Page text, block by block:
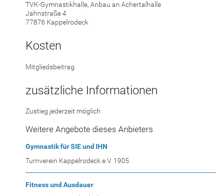
TVK-Gymnastikhalle, Anbau an Achertalhalle
Jahnstraße 4
77876 Kappelrodeck
Kosten
Mitgliedsbeitrag
zusätzliche Informationen
Zustieg jederzeit möglich
Weitere Angebote dieses Anbieters
Gymnastik für SIE und IHN
Turnverein Kappelrodeck e.V. 1905
Fitness und Ausdauer